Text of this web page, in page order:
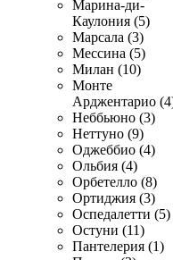
Марина-ди-
Каулония (5)
Марсала (3)
Мессина (5)
Милан (10)
Монте
Арджентарио
Неббьюно (3)
Неттуно (9)
Оджеббио (4)
Ольбия (4)
Орбетелло (8)
Ортиджия (3)
Оспедалетти (5)
Остуни (11)
Пантелерия (1)